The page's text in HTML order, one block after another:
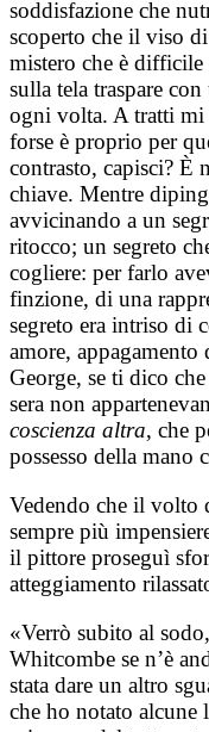
soddisfazione che
scoperto che il viso
mistero che è difficile
sulla tela traspare
ogni volta. A tratti mi
forse è proprio per
contrasto, capisci? È
chiave. Mentre
avvicinando a un
ritocco; un segreto
cogliere: per farlo
finzione, di una
segreto era intriso di
amore,
George, se ti dico
sera non
coscienza altra, che
possesso della mano
Vedendo che il volto
sempre più
il pittore proseguì
atteggiamento
«Verrò subito al
Whitcombe se n’è
stata dare un altro
che ho notato alcune